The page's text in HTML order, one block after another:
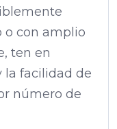
o con amplio
ten en
la facilidad de
número de